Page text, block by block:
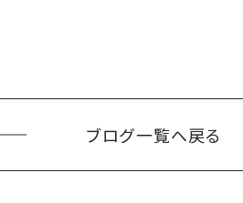
ブログ一覧へ戻る